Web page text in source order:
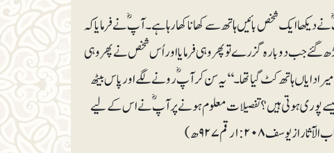
دیکھا ایک شخص بائیں ہاتھ سے کھانا کھا رہا ہے۔ آپؓ نے فرمایا کہ
جب دوبارہ گزرے تو پھر وہی فرمایا اور اُس شخص نے پھر وہی
دایاں ہاتھ کٹ گیا تھا۔‘‘ یہ سن کر آپؓ رونے لگے اور پاس بیٹھ
پوری ہوتی ہیں؟ تفصیلات معلوم ہونے پر آپؓ نے اس کے لیے
۱:۲۰۸ رقم ۹۲۷ھ)